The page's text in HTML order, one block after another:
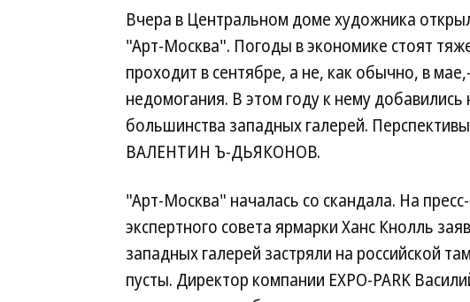
Вчера в Центральном доме художника
"Арт-Москва". Погоды в экономике стоят
проходит в сентябре, а не, как обычно, в
недомогания. В этом году к нему
большинства западных галерей.
ВАЛЕНТИН Ъ-ДЬЯКОНОВ.
"Арт-Москва" началась со скандала. На
экспертного совета ярмарки Ханс Кнолль
западных галерей застряли на российской
пусты. Директор компании EXPO-PARK